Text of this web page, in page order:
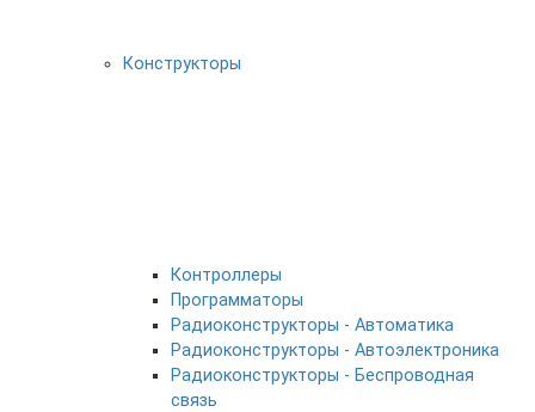
Конструкторы
Контроллеры
Программаторы
Радиоконструкторы - Автоматика
Радиоконструкторы - Автоэлектроника
Радиоконструкторы - Беспроводная
связь